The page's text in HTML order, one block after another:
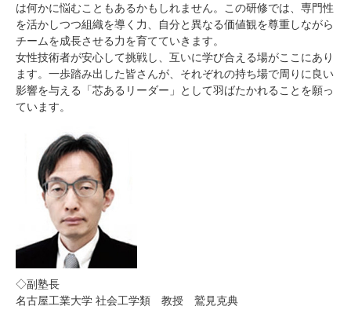
は何かに悩むこともあるかもしれません。この研修では、専門性
を活かしつつ組織を導く力、自分と異なる価値観を尊重しながら
チームを成長させる力を育てていきます。
女性技術者が安心して挑戦し、互いに学び合える場がここにあり
ます。一歩踏み出した皆さんが、それぞれの持ち場で周りに良い
影響を与える「芯あるリーダー」として羽ばたかれることを願っ
ています。
◇副塾長
名古屋工業大学 社会工学類 教授 鷲見克典